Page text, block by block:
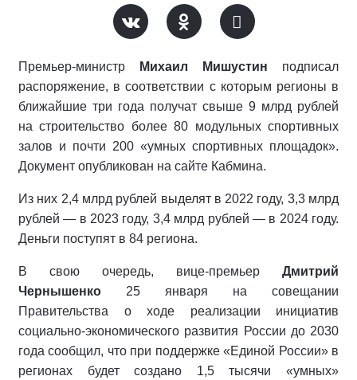
Премьер-министр Михаил Мишустин подписал
распоряжение, в соответствии с которым регионы в
ближайшие три года получат свыше 9 млрд рублей
на строительство более 80 модульных спортивных
залов и почти 200 «умных спортивных площадок».
Документ опубликован на сайте Кабмина.
Из них 2,4 млрд рублей выделят в 2022 году, 3,3 млрд
рублей — в 2023 году, 3,4 млрд рублей — в 2024 году.
Деньги поступят в 84 региона.
В свою очередь, вице-премьер Дмитрий
Чернышенко 25 января на совещании
Правительства о ходе реализации инициатив
социально-экономического развития России до 2030
года сообщил, что при поддержке «Единой России» в
регионах будет создано 1,5 тысячи «умных»